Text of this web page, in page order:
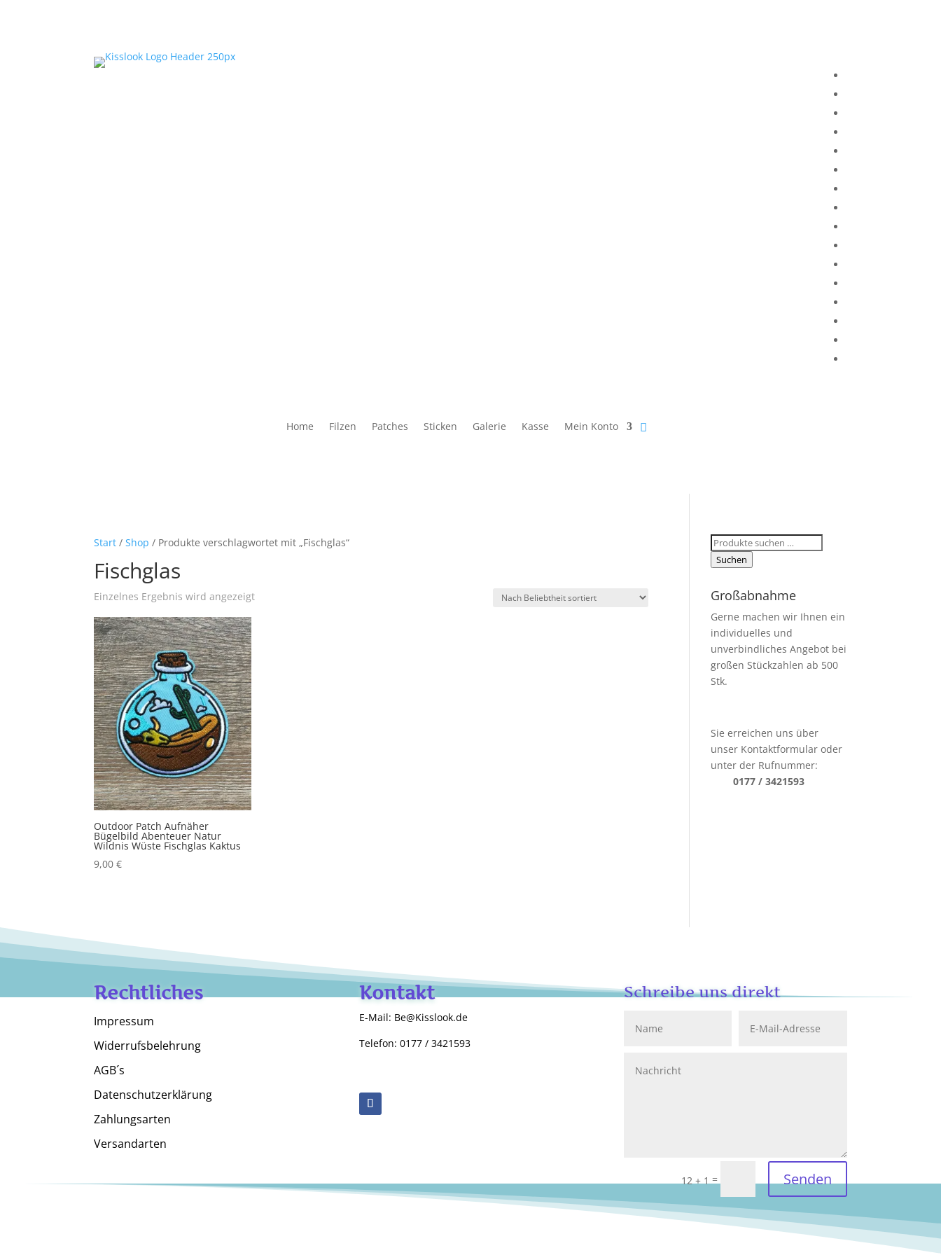
Home Filzen Patches Sticken Galerie Kasse Mein Konto
Start /Shop / Produkte verschlagwortet mit „Fischglas“
Fischglas
Einzelnes Ergebnis wird angezeigt
Outdoor Patch Aufnäher
Bügelbild Abenteuer Natur
Wildnis Wüste Fischglas Kaktus
9,00€
Suchen
nach:
Suchen
Großabnahme
Gerne machen wir Ihnen ein
individuelles und
unverbindliches Angebot bei
großen Stückzahlen ab 500
Stk.
Sie erreichen uns über
unser Kontaktformular oder
unter der Rufnummer:
0177 / 3421593
Rechtliches
Impressum
Widerrufsbelehrung
AGB´s
Datenschutzerklärung
Zahlungsarten
Versandarten
Kontakt
E-Mail: Be@Kisslook.de
Telefon: 0177 / 3421593
Schreibe uns direkt
12 + 1 = Senden